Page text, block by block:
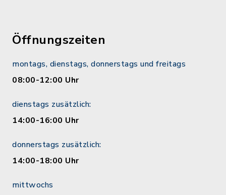
Öffnungszeiten
montags, dienstags, donnerstags und freitags
08:00-12:00 Uhr
dienstags zusätzlich:
14:00-16:00 Uhr
donnerstags zusätzlich:
14:00-18:00 Uhr
mittwochs